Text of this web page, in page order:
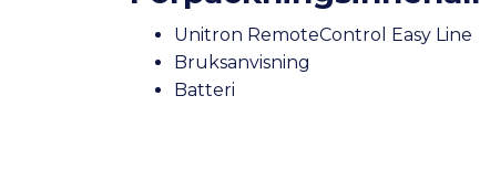
Unitron RemoteControl Easy Line
Bruksanvisning
Batteri